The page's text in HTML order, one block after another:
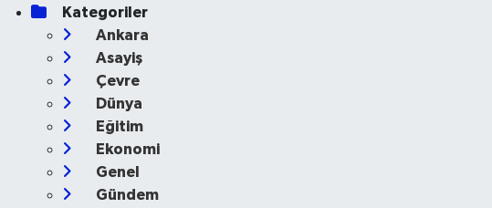
Kategoriler
Ankara
Asayiş
Çevre
Dünya
Eğitim
Ekonomi
Genel
Gündem